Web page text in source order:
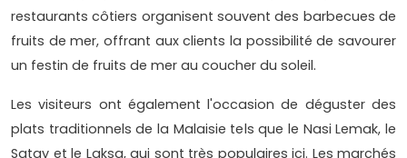
restaurants côtiers organisent souvent des barbecues de
fruits de mer, offrant aux clients la possibilité de savourer
un festin de fruits de mer au coucher du soleil.
Les visiteurs ont également l'occasion de déguster des
plats traditionnels de la Malaisie tels que le Nasi Lemak, le
Satay et le Laksa, qui sont très populaires ici. Les marchés